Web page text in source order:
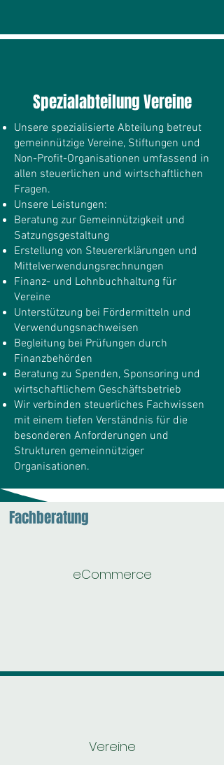
Spezialabteilung Vereine
Unsere spezialisierte Abteilung betreut
gemeinnützige Vereine, Stiftungen und
Non-Profit-Organisationen umfassend in
allen steuerlichen und wirtschaftlichen
Fragen.
Unsere Leistungen:
Beratung zur Gemeinnützigkeit und
Satzungsgestaltung
Erstellung von Steuererklärungen und
Mittelverwendungsrechnungen
Finanz- und Lohnbuchhaltung für
Vereine
Unterstützung bei Fördermitteln und
Verwendungsnachweisen
Begleitung bei Prüfungen durch
Finanzbehörden
Beratung zu Spenden, Sponsoring und
wirtschaftlichem Geschäftsbetrieb
Wir verbinden steuerliches Fachwissen
mit einem tiefen Verständnis für die
besonderen Anforderungen und
Strukturen gemeinnütziger
Organisationen.
eCommerce
Vereine
Fachberatung